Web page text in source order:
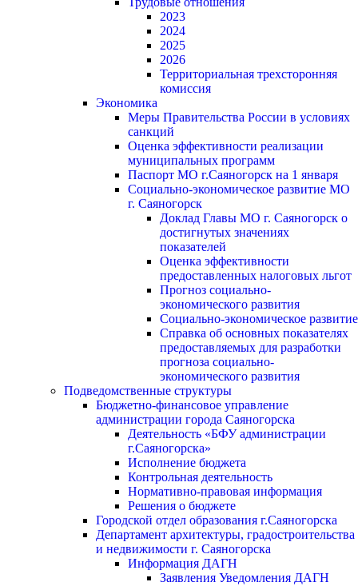
2023
2024
2025
2026
Территориальная трехсторонняя
комиссия
Экономика
Меры Правительства России в условиях
санкций
Оценка эффективности реализации
муниципальных программ
Паспорт МО г.Саяногорск на 1 января
Социально-экономическое развитие МО
г. Саяногорск
Доклад Главы МО г. Саяногорск о
достигнутых значениях
показателей
Оценка эффективности
предоставленных налоговых льгот
Прогноз социально-
экономического развития
Социально-экономическое развитие
Справка об основных показателях
предоставляемых для разработки
прогноза социально-
экономического развития
Подведомственные структуры
Бюджетно-финансовое управление
администрации города Саяногорска
Деятельность «БФУ администрации
г.Саяногорска»
Исполнение бюджета
Контрольная деятельность
Нормативно-правовая информация
Решения о бюджете
Городской отдел образования г.Саяногорска
Департамент архитектуры, градостроительства
и недвижимости г. Саяногорска
Информация ДАГН
Заявления Уведомления ДАГН